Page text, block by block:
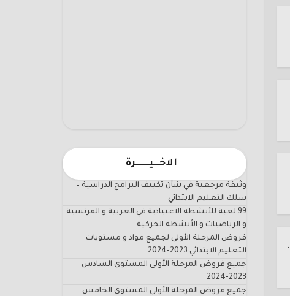
الاخـــيـــــــرة
وثيقة مرجعية في شأن تكييف البرامج الدراسية –
سلك التعليم الابتدائي
99 لعبة للأنشطة الاعتيادية في العربية و الفرنسية
و الرياضيات و الأنشطة الحركية
فروض المرحلة الأولى لجميع مواد و مستويات
التعليم الابتدائي 2023-2024
جميع فروض المرحلة الأولى المستوى السادس
2023-2024
جميع فروض المرحلة الأولى المستوى الخامس